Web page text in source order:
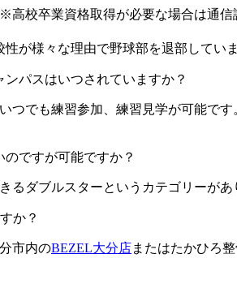
高校卒業資格取得が必要な場合は通
が様々な理由で野球部を退部して
パスはいつされていますか？​​​​​
つでも練習参加、練習見学が可能で
ですが可能ですか？
るダブルスターというカテゴリーが
か？​​​​​
市内のBEZEL大分店またはたかひろ